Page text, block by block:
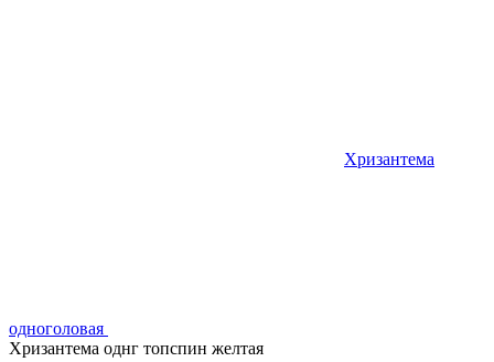
Хризантема
одноголовая
Хризантема однг топспин желтая